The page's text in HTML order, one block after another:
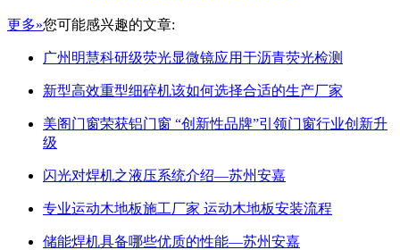
更多»您可能感兴趣的文章:
广州明慧科研级荧光显微镜应用于沥青荧光检测
新型高效重型细碎机该如何选择合适的生产厂家
美阁门窗荣获铝门窗 “创新性品牌”引领门窗行业创新升
级
闪光对焊机之液压系统介绍—苏州安嘉
专业运动木地板施工厂家 运动木地板安装流程
储能焊机具备哪些优质的性能—苏州安嘉